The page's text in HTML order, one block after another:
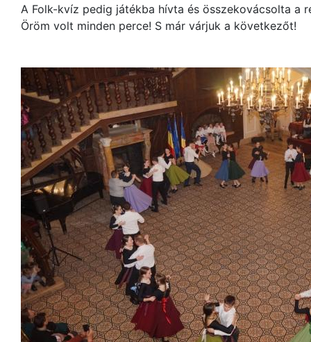
A Folk-kvíz pedig játékba hívta és összekovácsolta a
Öröm volt minden perce! S már várjuk a következőt!